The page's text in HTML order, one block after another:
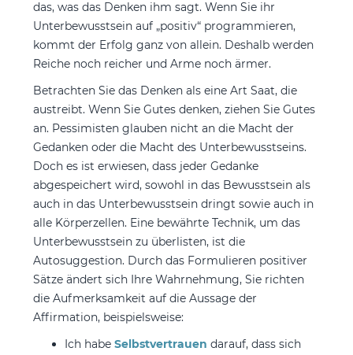
das, was das Denken ihm sagt. Wenn Sie ihr
Unterbewusstsein auf „positiv“ programmieren,
kommt der Erfolg ganz von allein. Deshalb werden
Reiche noch reicher und Arme noch ärmer.
Betrachten Sie das Denken als eine Art Saat, die
austreibt. Wenn Sie Gutes denken, ziehen Sie Gutes
an. Pessimisten glauben nicht an die Macht der
Gedanken oder die Macht des Unterbewusstseins.
Doch es ist erwiesen, dass jeder Gedanke
abgespeichert wird, sowohl in das Bewusstsein als
auch in das Unterbewusstsein dringt sowie auch in
alle Körperzellen. Eine bewährte Technik, um das
Unterbewusstsein zu überlisten, ist die
Autosuggestion. Durch das Formulieren positiver
Sätze ändert sich Ihre Wahrnehmung, Sie richten
die Aufmerksamkeit auf die Aussage der
Affirmation, beispielsweise:
Ich habe Selbstvertrauen darauf, dass sich